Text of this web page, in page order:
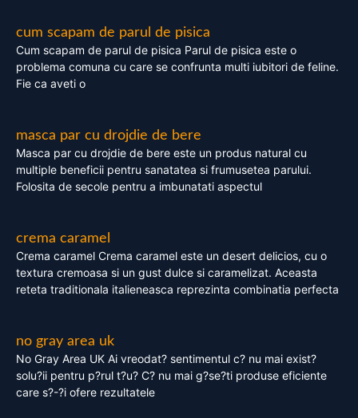
cum scapam de parul de pisica
Cum scapam de parul de pisica Parul de pisica este o
problema comuna cu care se confrunta multi iubitori de feline.
Fie ca aveti o
masca par cu drojdie de bere
Masca par cu drojdie de bere este un produs natural cu
multiple beneficii pentru sanatatea si frumusetea parului.
Folosita de secole pentru a imbunatati aspectul
crema caramel
Crema caramel Crema caramel este un desert delicios, cu o
textura cremoasa si un gust dulce si caramelizat. Aceasta
reteta traditionala italieneasca reprezinta combinatia perfecta
no gray area uk
No Gray Area UK Ai vreodat? sentimentul c? nu mai exist?
solu?ii pentru p?rul t?u? C? nu mai g?se?ti produse eficiente
care s?-?i ofere rezultatele